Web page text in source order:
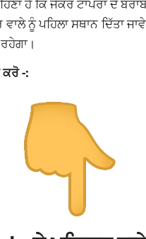
ਹੈ ਕਿ ਜੇਕਰ ਟਾਪਰਾਂ ਦੇ
ਨੂੰ ਪਹਿਲਾ ਸਥਾਨ ਦਿੱਤਾ
-: